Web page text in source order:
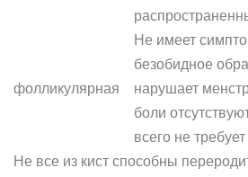
фолликулярная
Не имеет
безобидное
нарушает
боли
всего не требует
Не все из кист способны